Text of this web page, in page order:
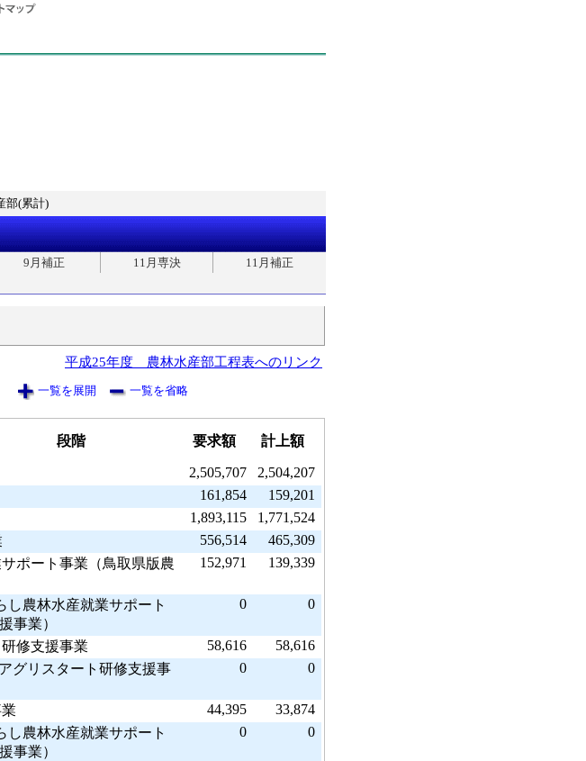
部(累計)
9月補正 11月専決
11月補正
平成25年度 農林水産部工程表へのリンク
一覧を展開 一覧を省略
段階 要求額 計上額
2,505,707
2,504,207
161,854
159,201
1,893,115
1,771,524
556,514
465,309
ポート事業（鳥取県版農
152,971 139,339
し農林水産就業サポート
事業）
0 0
修支援事業 58,616
58,616
グリスタート研修支援事
0 0
44,395
33,874
し農林水産就業サポート
事業）
0 0